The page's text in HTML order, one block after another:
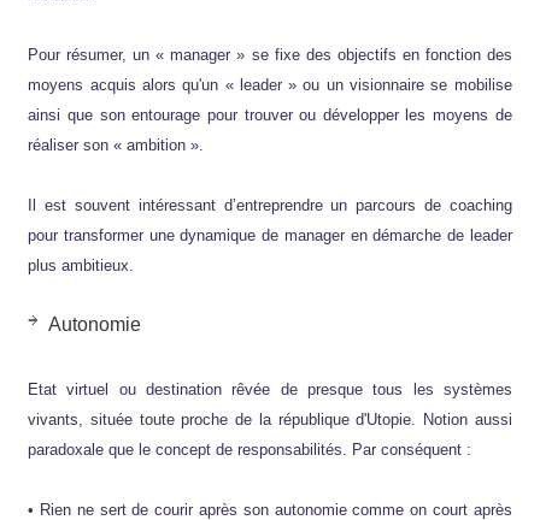
Pour résumer, un « manager » se fixe des objectifs en fonction des
moyens acquis alors qu'un « leader » ou un visionnaire se mobilise
ainsi que son entourage pour trouver ou développer les moyens de
réaliser son « ambition ».
Il est souvent intéressant d’entreprendre un parcours de coaching
pour transformer une dynamique de manager en démarche de leader
plus ambitieux.
Autonomie
Etat virtuel ou destination rêvée de presque tous les systèmes
vivants, située toute proche de la république d'Utopie. Notion aussi
paradoxale que le concept de responsabilités. Par conséquent :
• Rien ne sert de courir après son autonomie comme on court après